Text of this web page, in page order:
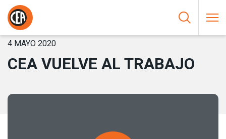
Saltar al contenido
HOME/
4 MAYO 2020
CEA VUELVE AL TRABAJO